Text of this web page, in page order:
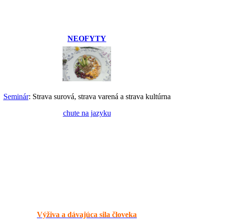
NEOFYTY
Seminár: Strava surová, strava varená a strava kultúrna
chute na jazyku
Výživa a dávajúca sila človeka